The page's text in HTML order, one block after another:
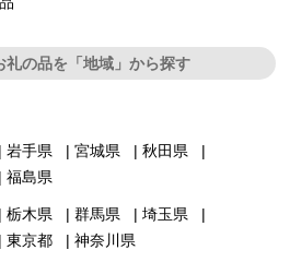
礼の品を「地域」から探す
岩手県 宮城県
秋田県
福島県
栃木県 群馬県
埼玉県
東京都 神奈川県